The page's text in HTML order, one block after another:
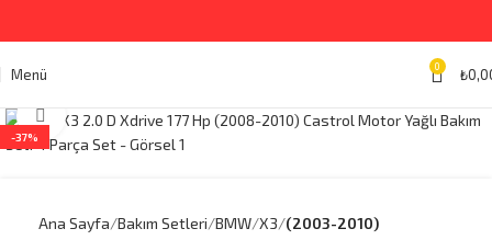
Menü 0 ₺
-37%
Büyütmek için tıklayın
Ana Sayfa Bakım Setleri BMW X3 (2003-2010)